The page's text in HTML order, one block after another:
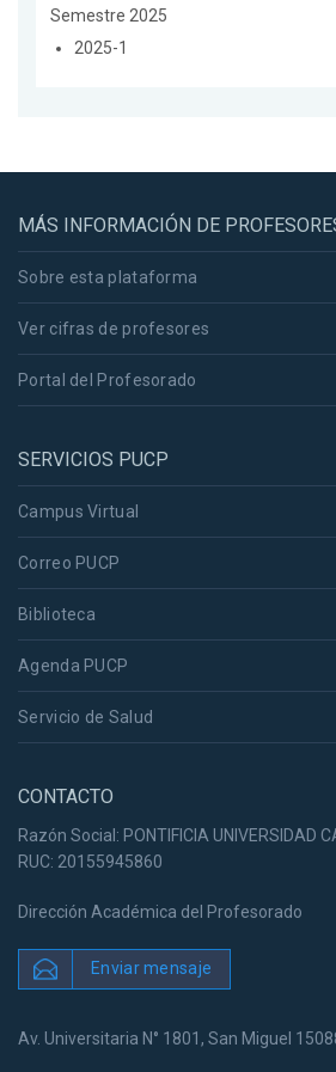
Semestre 2025
2025-1
MÁS INFORMACIÓN DE
Sobre esta plataforma
Ver cifras de profesores
Portal del Profesorado
SERVICIOS PUCP
Campus Virtual
Correo PUCP
Biblioteca
Agenda PUCP
Servicio de Salud
CONTACTO
Razón Social: PONTIFICIA UNIVERSIDAD
RUC: 20155945860
Dirección Académica del Profesorado
Enviar mensaje
Av. Universitaria N° 1801, San Miguel